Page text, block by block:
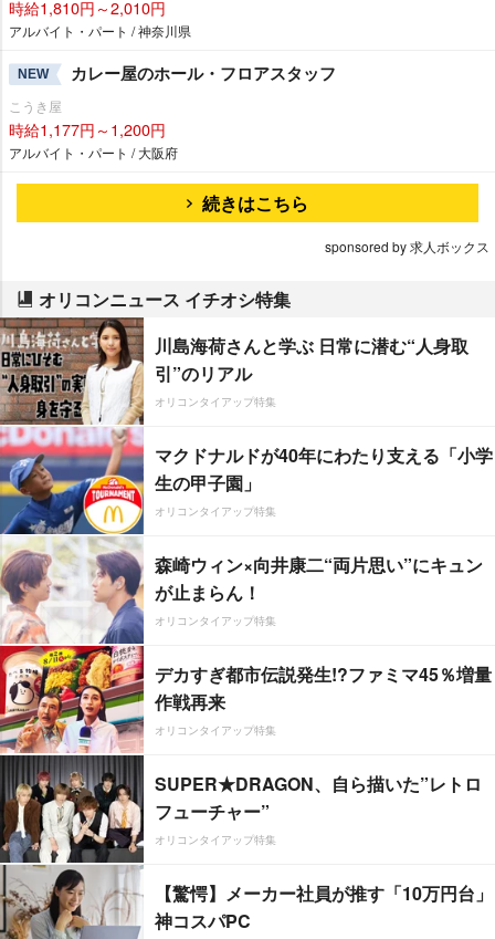
時給1,810円～2,010円
アルバイト・パート / 神奈川県
NEW カレー屋のホール・フロアスタッフ
こうき屋
時給1,177円～1,200円
アルバイト・パート / 大阪府
続きはこちら
sponsored by 求人ボックス
オリコンニュース イチオシ特集
川島海荷さんと学ぶ 日常に潜む“人身取
引”のリアル
オリコンタイアップ特集
マクドナルドが40年にわたり支える「小学
生の甲子園」
オリコンタイアップ特集
森崎ウィン×向井康二“両片思い”にキュン
が止まらん！
オリコンタイアップ特集
デカすぎ都市伝説発生!?ファミマ45％増量
作戦再来
オリコンタイアップ特集
SUPER★DRAGON、自ら描いた”レトロ
フューチャー”
オリコンタイアップ特集
【驚愕】メーカー社員が推す「10万円台」
神コスパPC